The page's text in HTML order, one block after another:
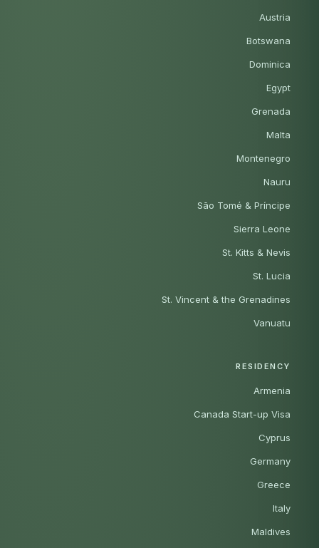
Austria
Botswana
Dominica
Egypt
Grenada
Malta
Montenegro
Nauru
São Tomé & Príncipe
Sierra Leone
St. Kitts & Nevis
St. Lucia
St. Vincent & the Grenadines
Vanuatu
RESIDENCY
Armenia
Canada Start-up Visa
Cyprus
Germany
Greece
Italy
Maldives